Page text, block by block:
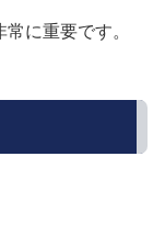
に重要です。